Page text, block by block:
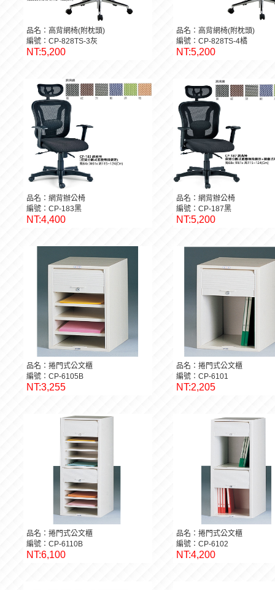
品名：高背網椅(附枕頭)
編號：CP-828TS-3灰
NT:5,200
品名：高背網椅(附枕頭)
編號：CP-828TS-4橘
NT:5,200
品名：網背辦公椅
編號：CP-183黑
NT:4,400
品名：網背辦公椅
編號：CP-187黑
NT:5,200
品名：捲門式公文櫃
編號：CP-6105B
NT:3,255
品名：捲門式公文櫃
編號：CP-6101
NT:2,205
品名：捲門式公文櫃
編號：CP-6110B
NT:6,100
品名：捲門式公文櫃
編號：CP-6102
NT:4,200